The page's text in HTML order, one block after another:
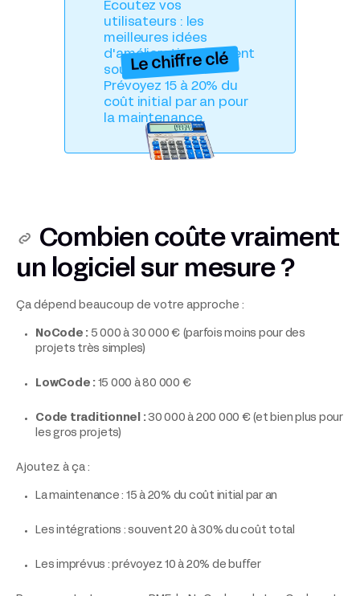
Écoutez vos
utilisateurs : les
meilleures idées
d'amélioration viennent
souvent d'eux.
Prévoyez 15 à 20% du
coût initial par an pour
la maintenance.
Le chiffre clé
Combien coûte vraiment
un logiciel sur mesure ?
Ça dépend beaucoup de votre approche :
NoCode : 5 000 à 30 000 € (parfois moins pour des
projets très simples)
LowCode :15 000 à 80 000 €
Code traditionnel :30 000 à 200 000 € (et bien plus pour
les gros projets)
Ajoutez à ça :
La maintenance : 15 à 20% du coût initial par an
Les intégrations : souvent 20 à 30% du coût total
Les imprévus : prévoyez 10 à 20% de buffer